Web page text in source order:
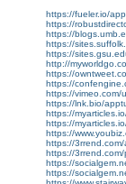
https://fueler.io/
https://
https://
https://
https://
http://
https://
https://
https://vimeo.com/
https://lnk.bio/
https://
https://
https://
https://
https://
https://
https://